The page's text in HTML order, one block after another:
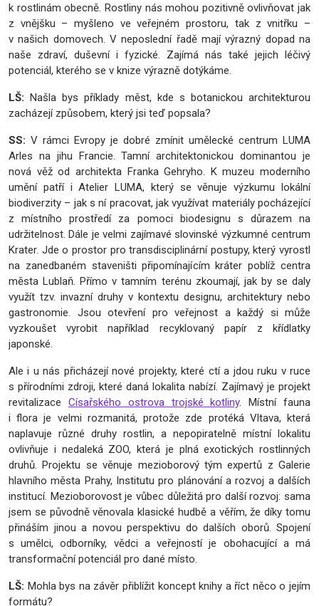
k rostlinám obecně. Rostliny nás mohou pozitivně ovlivňovat jak
z vnějšku – myšleno ve veřejném prostoru, tak z vnitřku –
v našich domovech. V neposlední řadě mají výrazný dopad na
naše zdraví, duševní i fyzické. Zajímá nás také jejich léčivý
potenciál, kterého se v knize výrazně dotýkáme.
LŠ: Našla bys příklady měst, kde s botanickou architekturou
zacházejí způsobem, který jsi teď popsala?
SS: V rámci Evropy je dobré zmínit umělecké centrum LUMA
Arles na jihu Francie. Tamní architektonickou dominantou je
nová věž od architekta Franka Gehryho. K muzeu moderního
umění patří i Atelier LUMA, který se věnuje výzkumu lokální
biodiverzity – jak s ní pracovat, jak využívat materiály pocházející
z místního prostředí za pomoci biodesignu s důrazem na
udržitelnost. Dále je velmi zajímavé slovinské výzkumné centrum
Krater. Jde o prostor pro transdisciplinární postupy, který vyrostl
na zanedbaném staveništi připomínajícím kráter poblíž centra
města Lublaň. Přímo v tamním terénu zkoumají, jak by se daly
využít tzv. invazní druhy v kontextu designu, architektury nebo
gastronomie. Jsou otevření pro veřejnost a každý si může
vyzkoušet vyrobit například recyklovaný papír z křídlatky
japonské.
Ale i u nás přicházejí nové projekty, které ctí a jdou ruku v ruce
s přírodními zdroji, které daná lokalita nabízí. Zajímavý je projekt
revitalizace Císařského ostrova trojské kotliny. Místní fauna
i flora je velmi rozmanitá, protože zde protéká Vltava, která
naplavuje různé druhy rostlin, a nepopiratelně místní lokalitu
ovlivňuje i nedaleká ZOO, která je plná exotických rostlinných
druhů. Projektu se věnuje mezioborový tým expertů z Galerie
hlavního města Prahy, Institutu pro plánování a rozvoj a dalších
institucí. Mezioborovost je vůbec důležitá pro další rozvoj: sama
jsem se původně věnovala klasické hudbě a věřím, že díky tomu
přináším jinou a novou perspektivu do dalších oborů. Spojení
s umělci, odborníky, vědci a veřejností je obohacující a má
transformační potenciál pro dané místo.
LŠ: Mohla bys na závěr přiblížit koncept knihy a říct něco o jejím
formátu?